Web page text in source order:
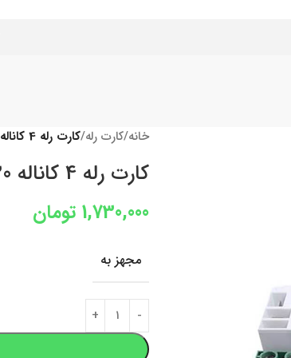
خانه/کارت رله/کارت رله 4 کاناله 30 آمپر
کارت رله 4 کاناله 30 آمپر
1,730,000 تومان
مجهز به